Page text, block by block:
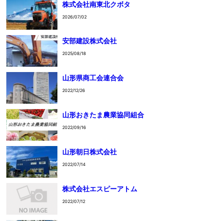
株式会社南東北クボタ
2026/07/02
安部建設株式会社
2025/08/18
山形県商工会連合会
2022/12/26
山形おきたま農業協同組合
2022/09/16
山形朝日株式会社
2022/07/14
株式会社エスピーアトム
2022/07/12